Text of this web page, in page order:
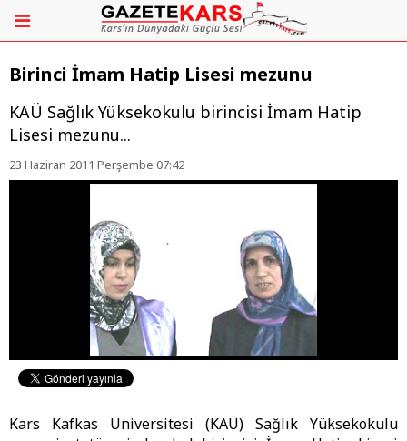
Birinci İmam Hatip Lisesi mezunu
KAÜ Sağlık Yüksekokulu birincisi İmam Hatip
Lisesi mezunu...
23 Haziran 2011 Perşembe 07:42
Kars Kafkas Üniversitesi (KAÜ) Sağlık Yüksekokulu